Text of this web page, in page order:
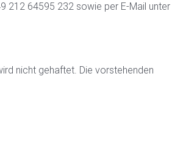
212 64595 232 sowie per E-Mail unter
nicht gehaftet. Die vorstehenden